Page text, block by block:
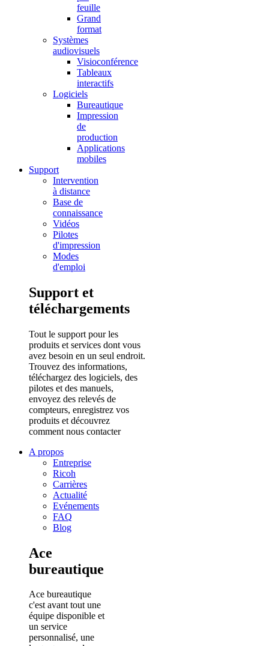
feuille
Grand
format
Systèmes
audiovisuels
Visioconférence
Tableaux
interactifs
Logiciels
Bureautique
Impression
de
production
Applications
mobiles
Support
Intervention
à distance
Base de
connaissance
Vidéos
Pilotes
d'impression
Modes
d'emploi
Support et
téléchargements
Tout le support pour les
produits et services dont vous
avez besoin en un seul endroit.
Trouvez des informations,
téléchargez des logiciels, des
pilotes et des manuels,
envoyez des relevés de
compteurs, enregistrez vos
produits et découvrez
comment nous contacter
A propos
Entreprise
Ricoh
Carrières
Actualité
Evénements
FAQ
Blog
Ace
bureautique
Ace bureautique
c'est avant tout une
équipe disponible et
un service
personnalisé, une